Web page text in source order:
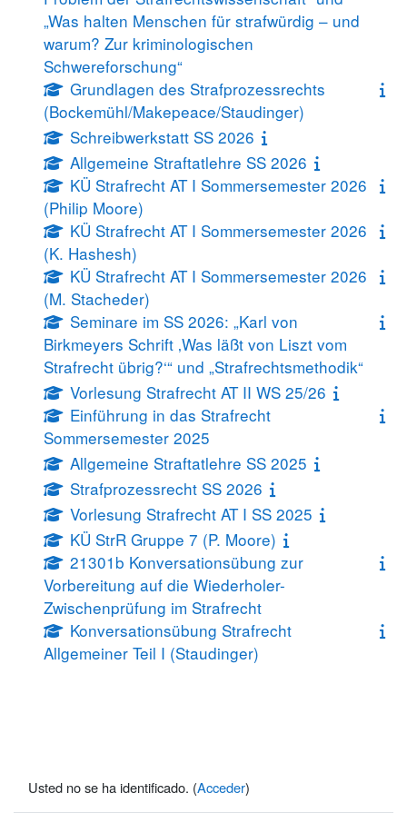
„Was halten Menschen für strafwürdig – und
warum? Zur kriminologischen
Schwereforschung“
Grundlagen des Strafprozessrechts
(Bockemühl/Makepeace/Staudinger)
Schreibwerkstatt SS 2026
Allgemeine Straftatlehre SS 2026
KÜ Strafrecht AT I Sommersemester 2026
(Philip Moore)
KÜ Strafrecht AT I Sommersemester 2026
(K. Hashesh)
KÜ Strafrecht AT I Sommersemester 2026
(M. Stacheder)
Seminare im SS 2026: „Karl von
Birkmeyers Schrift ‚Was läßt von Liszt vom
Strafrecht übrig?‘“ und „Strafrechtsmethodik“
Vorlesung Strafrecht AT II WS 25/26
Einführung in das Strafrecht
Sommersemester 2025
Allgemeine Straftatlehre SS 2025
Strafprozessrecht SS 2026
Vorlesung Strafrecht AT I SS 2025
KÜ StrR Gruppe 7 (P. Moore)
21301b Konversationsübung zur
Vorbereitung auf die Wiederholer-
Zwischenprüfung im Strafrecht
Konversationsübung Strafrecht
Allgemeiner Teil I (Staudinger)
Usted no se ha identificado. (Acceder)